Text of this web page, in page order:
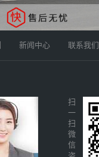
新闻中心 联系我们
扫
一
扫
微
信